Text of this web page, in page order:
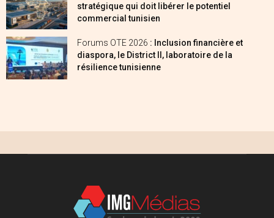
stratégique qui doit libérer le potentiel
commercial tunisien
Forums OTE 2026 : Inclusion financière et
diaspora, le District II, laboratoire de la
résilience tunisienne